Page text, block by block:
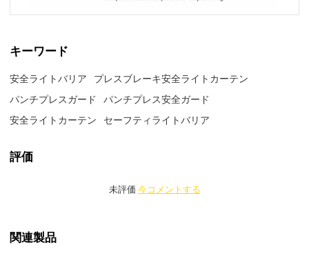
キーワード
安全ライトバリア
プレスブレーキ安全ライトカーテン
パンチプレスガード
パンチプレス安全ガード
安全ライトカーテン
セーフティライトバリア
評価
未評価 今コメントする
関連製品